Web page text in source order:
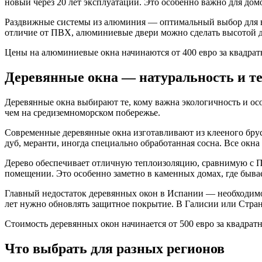
Раздвижные системы из алюминия — оптимальный выбор для
отличие от ПВХ, алюминиевые двери можно сделать высотой
Цены на алюминиевые окна начинаются от 400 евро за
Деревянные окна — натуральность и
Деревянные окна выбирают те, кому важна экологичность и
чем на средиземноморском побережье.
Современные деревянные окна изготавливают из клееного
дуб, меранти, иногда специально обработанная сосна. Все
Дерево обеспечивает отличную теплоизоляцию, сравнимую
помещении. Это особенно заметно в каменных домах, где
Главный недостаток деревянных окон в Испании —
лет нужно обновлять защитное покрытие. В Галисии или
Стоимость деревянных окон начинается от 500 евро за
Что выбрать для разных регионов